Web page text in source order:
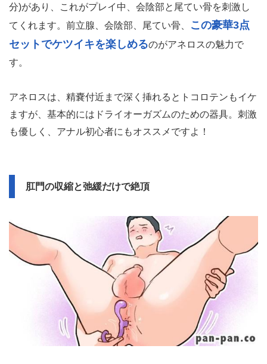
分)があり、これがプレイ中、会陰部と尾てい骨を刺激し
てくれます。前立腺、会陰部、尾てい骨、
この豪華3点
セットでケツイキを楽しめるのがアネロスの魅力で
す。
アネロスは、精嚢付近まで深く挿れるとトコロテンもイケ
ますが、基本的にはドライオーガズムのための器具。刺激
も優しく、アナル初心者にもオススメですよ！
肛門の収縮と弛緩だけで絶頂